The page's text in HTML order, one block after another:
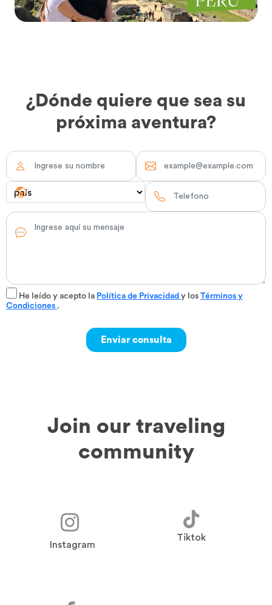
¿Dónde quiere que sea su
próxima aventura?
He leído y acepto la Política de Privacidad y los Términos y
Condiciones .
Join our traveling
community
Instagram
Tiktok